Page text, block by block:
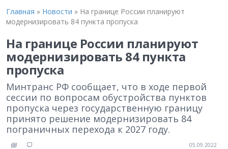
Главная » Новости » На границе России планируют
модернизировать 84 пункта пропуска
На границе России планируют
модернизировать 84 пункта
пропуска
Минтранс РФ сообщает, что в ходе первой
сессии по вопросам обустройства пунктов
пропуска через государственную границу
принято решение модернизировать 84
пограничных перехода к 2027 году.
05.09.2022